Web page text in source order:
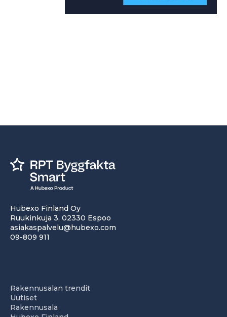
Hubexo Finland Oy
Ruukinkuja 3, 02330 Espoo
asiakaspalvelu@hubexo.com
09-809 911
Rakennusalan trendit
Uutiset
Rakennusala